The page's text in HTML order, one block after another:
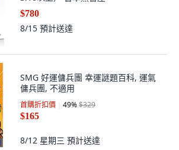
$780
8/15 預計送達
SMG 好運傭兵團 幸運謎題百科, 運氣
傭兵團, 不適用
首購折扣價 49%$329
$165
8/12 星期三 預計送達